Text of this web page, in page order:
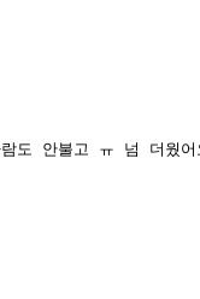
도 안불고 ㅠ 넘 더웠어